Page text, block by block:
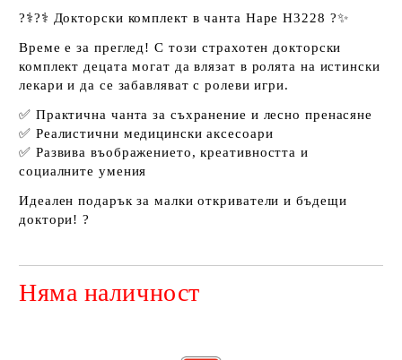
?‍⚕️?‍⚕️ Докторски комплект в чанта Hape H3228 ?✨
Време е за преглед! С този страхотен докторски
комплект децата могат да влязат в ролята на истински
лекари и да се забавляват с ролеви игри.
✅ Практична чанта за съхранение и лесно пренасяне
✅ Реалистични медицински аксесоари
✅ Развива въображението, креативността и
социалните умения
Идеален подарък за малки откриватели и бъдещи
доктори! ?
Няма наличност